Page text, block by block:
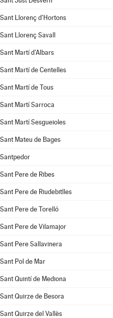
Sant Llorenç d'Hortons
Sant Llorenç Savall
Sant Martí d'Albars
Sant Martí de Centelles
Sant Martí de Tous
Sant Martí Sarroca
Sant Martí Sesgueioles
Sant Mateu de Bages
Santpedor
Sant Pere de Ribes
Sant Pere de Riudebitlles
Sant Pere de Torelló
Sant Pere de Vilamajor
Sant Pere Sallavinera
Sant Pol de Mar
Sant Quintí de Mediona
Sant Quirze de Besora
Sant Quirze del Vallès